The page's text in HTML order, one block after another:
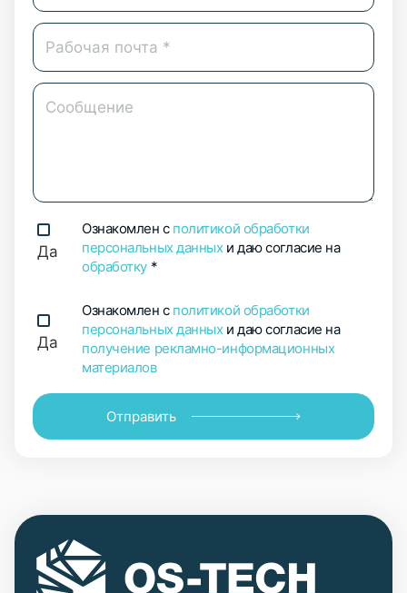
Да
Ознакомлен с политикой обработки
персональных данныхи даю согласие на
обработку*
Да
Ознакомлен с политикой обработки
персональных данныхи даю согласие на
получение рекламно-информационных
материалов
Отправить